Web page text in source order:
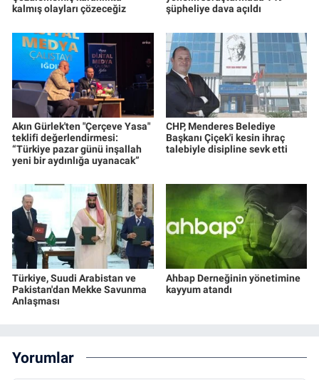
kalmış olayları çözeceğiz
şüpheliye dava açıldı
Akın Gürlek'ten "Çerçeve Yasa"
teklifi değerlendirmesi:
“Türkiye pazar günü inşallah
yeni bir aydınlığa uyanacak”
CHP, Menderes Belediye
Başkanı Çiçek'i kesin ihraç
talebiyle disipline sevk etti
Türkiye, Suudi Arabistan ve
Pakistan'dan Mekke Savunma
Anlaşması
Ahbap Derneğinin yönetimine
kayyum atandı
Yorumlar